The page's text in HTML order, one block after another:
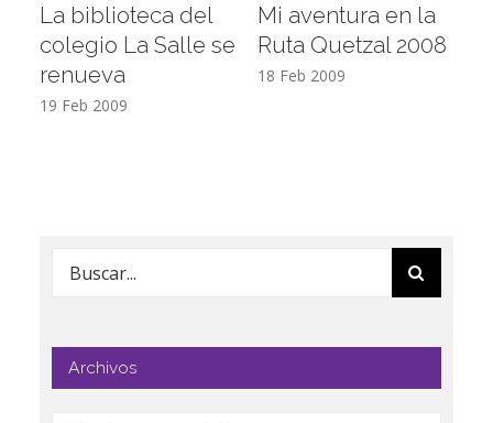
La biblioteca del
colegio La Salle se
renueva
19 Feb 2009
Mi aventura en la
Ruta Quetzal 2008
18 Feb 2009
Buscar:
Archivos